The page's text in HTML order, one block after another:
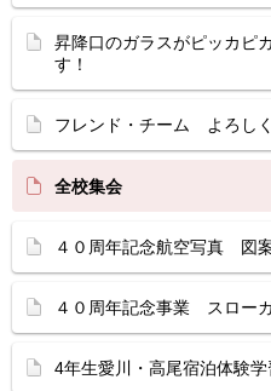
昇降口のガラスがピッカピ
す！
フレンド・チーム よろし
全校集会
４０周年記念航空写真 図
４０周年記念事業 スロー
4年生愛川・高尾宿泊体験学